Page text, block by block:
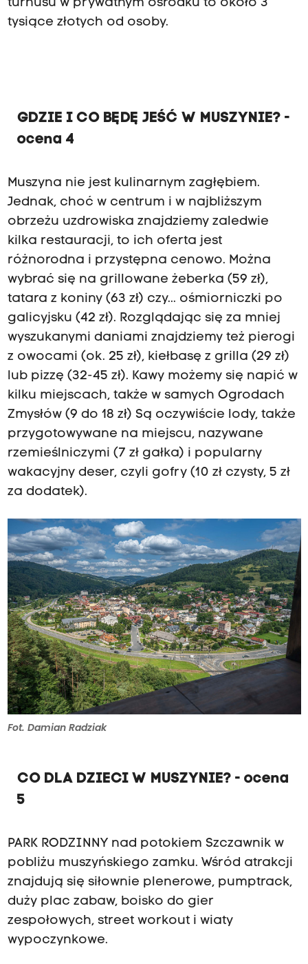
turnusu w prywatnym ośrodku to około 3
tysiące złotych od osoby.
GDZIE I CO BĘDĘ JEŚĆ W MUSZYNIE? -
ocena 4
Muszyna nie jest kulinarnym zagłębiem.
Jednak, choć w centrum i w najbliższym
obrzeżu uzdrowiska znajdziemy zaledwie
kilka restauracji, to ich oferta jest
różnorodna i przystępna cenowo. Można
wybrać się na grillowane żeberka (59 zł),
tatara z koniny (63 zł) czy... ośmiorniczki po
galicyjsku (42 zł). Rozglądając się za mniej
wyszukanymi daniami znajdziemy też pierogi
z owocami (ok. 25 zł), kiełbasę z grilla (29 zł)
lub pizzę (32-45 zł). Kawy możemy się napić w
kilku miejscach, także w samych Ogrodach
Zmysłów (9 do 18 zł) Są oczywiście lody, także
przygotowywane na miejscu, nazywane
rzemieślniczymi (7 zł gałka) i popularny
wakacyjny deser, czyli gofry (10 zł czysty, 5 zł
za dodatek).
Fot. Damian Radziak
CO DLA DZIECI W MUSZYNIE? - ocena
5
PARK RODZINNY nad potokiem Szczawnik w
pobliżu muszyńskiego zamku. Wśród atrakcji
znajdują się siłownie plenerowe, pumptrack,
duży plac zabaw, boisko do gier
zespołowych, street workout i wiaty
wypoczynkowe.